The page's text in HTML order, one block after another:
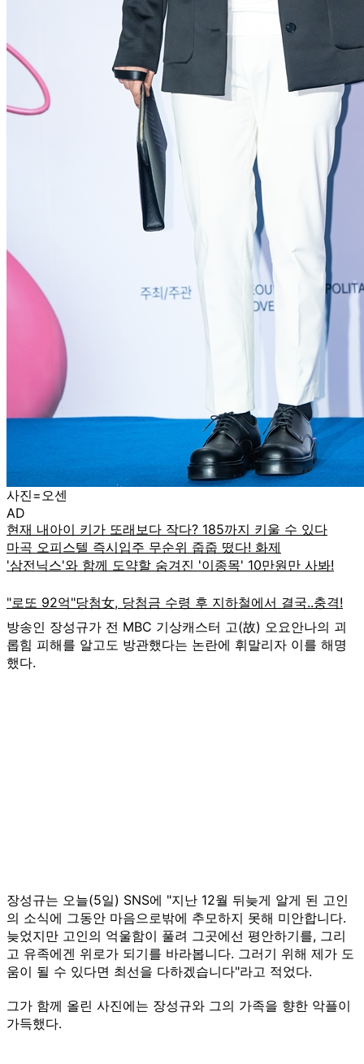
사진=오센
AD
방송인 장성규가 전 MBC 기상캐스터 고(故) 오요안나의 괴
롭힘 피해를 알고도 방관했다는 논란에 휘말리자 이를 해명
했다.
장성규는 오늘(5일) SNS에 "지난 12월 뒤늦게 알게 된 고인
의 소식에 그동안 마음으로밖에 추모하지 못해 미안합니다.
늦었지만 고인의 억울함이 풀려 그곳에선 평안하기를, 그리
고 유족에겐 위로가 되기를 바라봅니다. 그러기 위해 제가 도
움이 될 수 있다면 최선을 다하겠습니다"라고 적었다.
그가 함께 올린 사진에는 장성규와 그의 가족을 향한 악플이
가득했다.